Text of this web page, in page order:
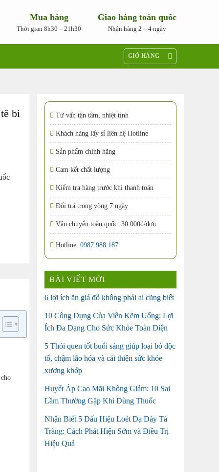
Mua hàng
Thời gian 8h30 – 21h30
Giao hàng toàn quốc
Nhận hàng 2 – 4 ngày
GIỎ HÀNG
Tư vấn tận tâm, nhiệt tình
Khách hàng lấy sỉ liên hệ Hotline
Sản phẩm chính hãng
Cam kết chất lượng
Kiểm tra hàng trước khi thanh toán
Đổi trả trong vòng 7 ngày
Vận chuyển toàn quốc: 30.000đ/đơn
Hotline: 0987.988.187
BÀI VIẾT MỚI
6 lợi ích ăn giá đỗ không phải ai cũng biết
10 Công Dụng Của Viên Kẽm Uống: Lợi
Ích Đa Dạng Cho Sức Khỏe Toàn Diện
5 Thói quen tốt buổi sáng giúp loại bỏ độc
tố, chậm lão hóa và cải thiện sức khỏe
xương khớp
Huyết Áp Cao Mãi Không Giảm: 10 Sai
Lầm Thường Gặp Khi Dùng Thuốc
Nhận Biết 5 Dấu Hiệu Loét Dạ Dày Tá
Tràng: Cách Phát Hiện Sớm và Điều Trị
Hiệu Quả
bì